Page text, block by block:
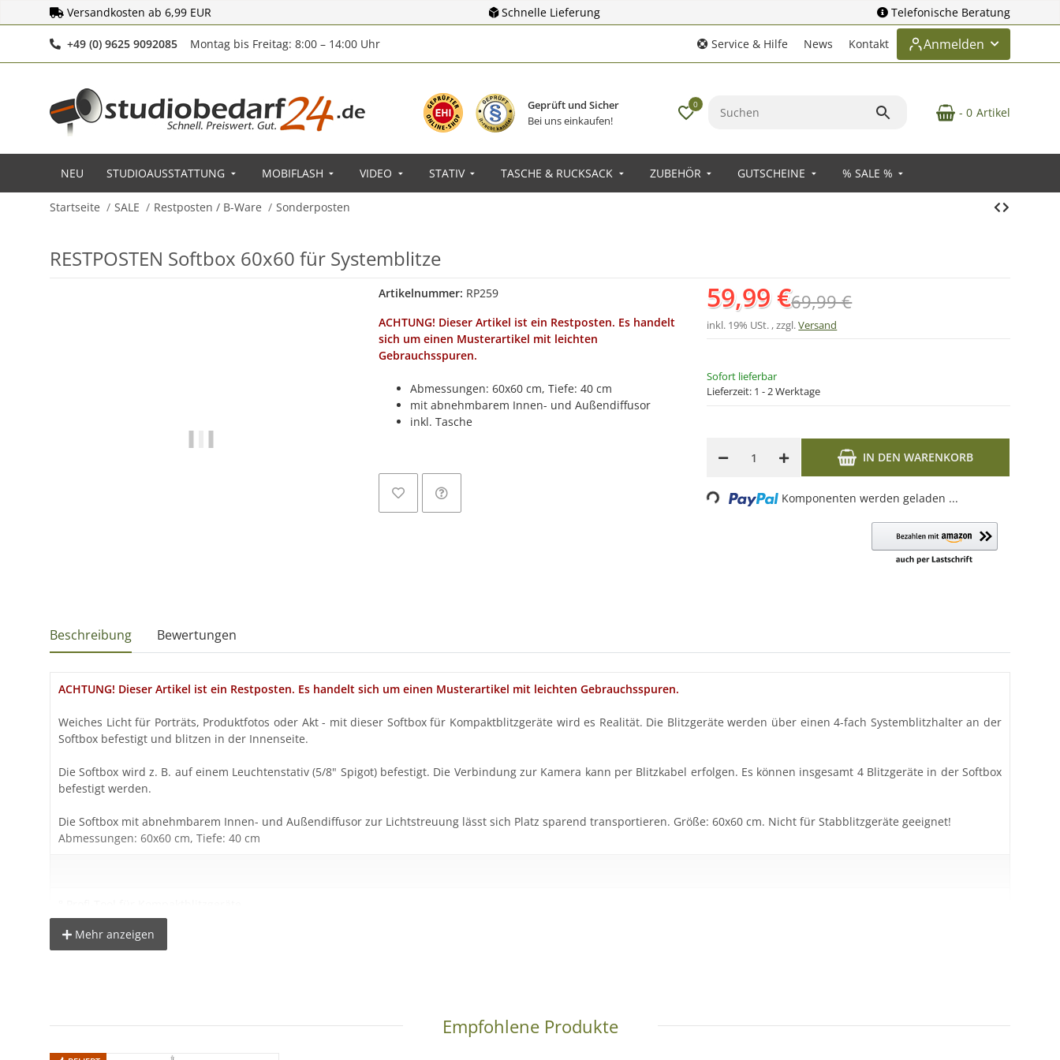
Versandkosten ab 6,99 EUR Schnelle Lieferung Telefonische Beratung
+49 (0) 9625 9092085Telefonnummer
Montag bis Freitag: 8:00 – 14:00 Uhr Service & Hilfe News Kontakt Anmelden
Geprüft und Sicher
Bei uns einkaufen!
0
- 0 Artikel
NEU STUDIOAUSSTATTUNG MOBIFLASH VIDEO STATIV TASCHE & RUCKSACK ZUBEHÖR GUTSCHEINE % SALE %
Startseite SALE Restposten / B-Ware Sonderposten
RESTPOSTEN Softbox 60x60 für Systemblitze
Artikelnummer: RP259
ACHTUNG! Dieser Artikel ist ein Restposten. Es handelt
sich um einen Musterartikel mit leichten
Gebrauchsspuren.
Abmessungen: 60x60 cm, Tiefe: 40 cm
mit abnehmbarem Innen- und Außendiffusor
inkl. Tasche
Sofort lieferbar
Lieferzeit: 1 - 2 Werktage
59,99 €69,99 €
inkl. 19% USt. , zzgl.Versand
IN DEN WARENKORB
Loading... Komponenten werden geladen ...
Beschreibung Bewertungen
ACHTUNG! Dieser Artikel ist ein Restposten. Es handelt sich um einen Musterartikel mit leichten Gebrauchsspuren.
Weiches Licht für Porträts, Produktfotos oder Akt - mit dieser Softbox für Kompaktblitzgeräte wird es Realität. Die Blitzgeräte werden über einen 4-fach Systemblitzhalter an der
Softbox befestigt und blitzen in der Innenseite.
Die Softbox wird z. B. auf einem Leuchtenstativ (5/8" Spigot) befestigt. Die Verbindung zur Kamera kann per Blitzkabel erfolgen. Es können insgesamt 4 Blitzgeräte in der Softbox
befestigt werden.
Die Softbox mit abnehmbarem Innen- und Außendiffusor zur Lichtstreuung lässt sich Platz sparend transportieren. Größe: 60x60 cm. Nicht für Stabblitzgeräte geeignet!
Abmessungen: 60x60 cm, Tiefe: 40 cm
° erzeugt weiches Licht für Porträt-, Produkt- oder Aktfotos
° Blitzhalter mit integrierter Studioschirmhalterung
° Verbindung zur Kamera per Blitzkabel möglich
Mehr anzeigen
Empfohlene Produkte